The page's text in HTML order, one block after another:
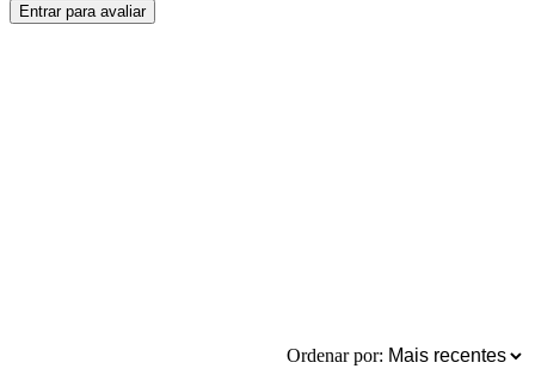
Entrar para avaliar
Ordenar por: